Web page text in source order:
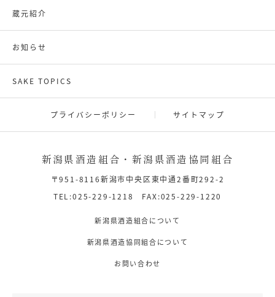
蔵元紹介
お知らせ
SAKE TOPICS
プライバシーポリシー サイトマップ
新潟県酒造組合・新潟県酒造協同組合
〒951-8116新潟市中央区東中通2番町292-2
TEL:025-229-1218 FAX:025-229-1220
新潟県酒造組合について
新潟県酒造協同組合について
お問い合わせ